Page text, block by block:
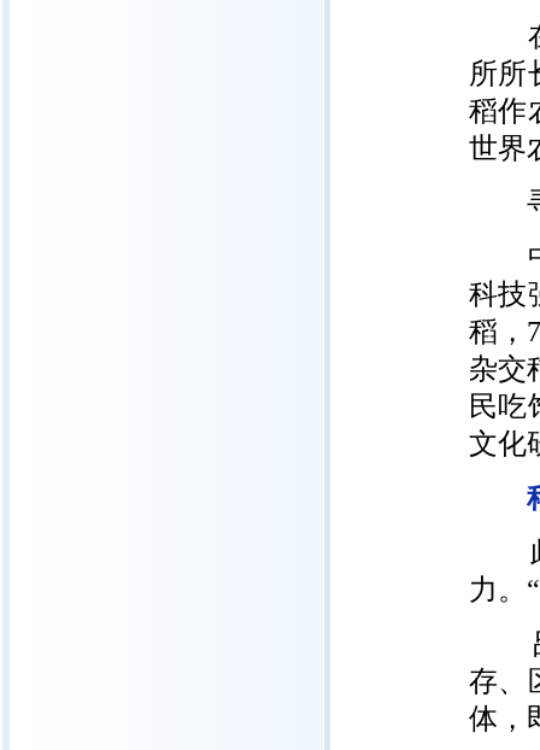
在
所所
稻作
世界
寻
中
科技
稻，
杂交
民吃
文化
此
力。
吕
存、
体，